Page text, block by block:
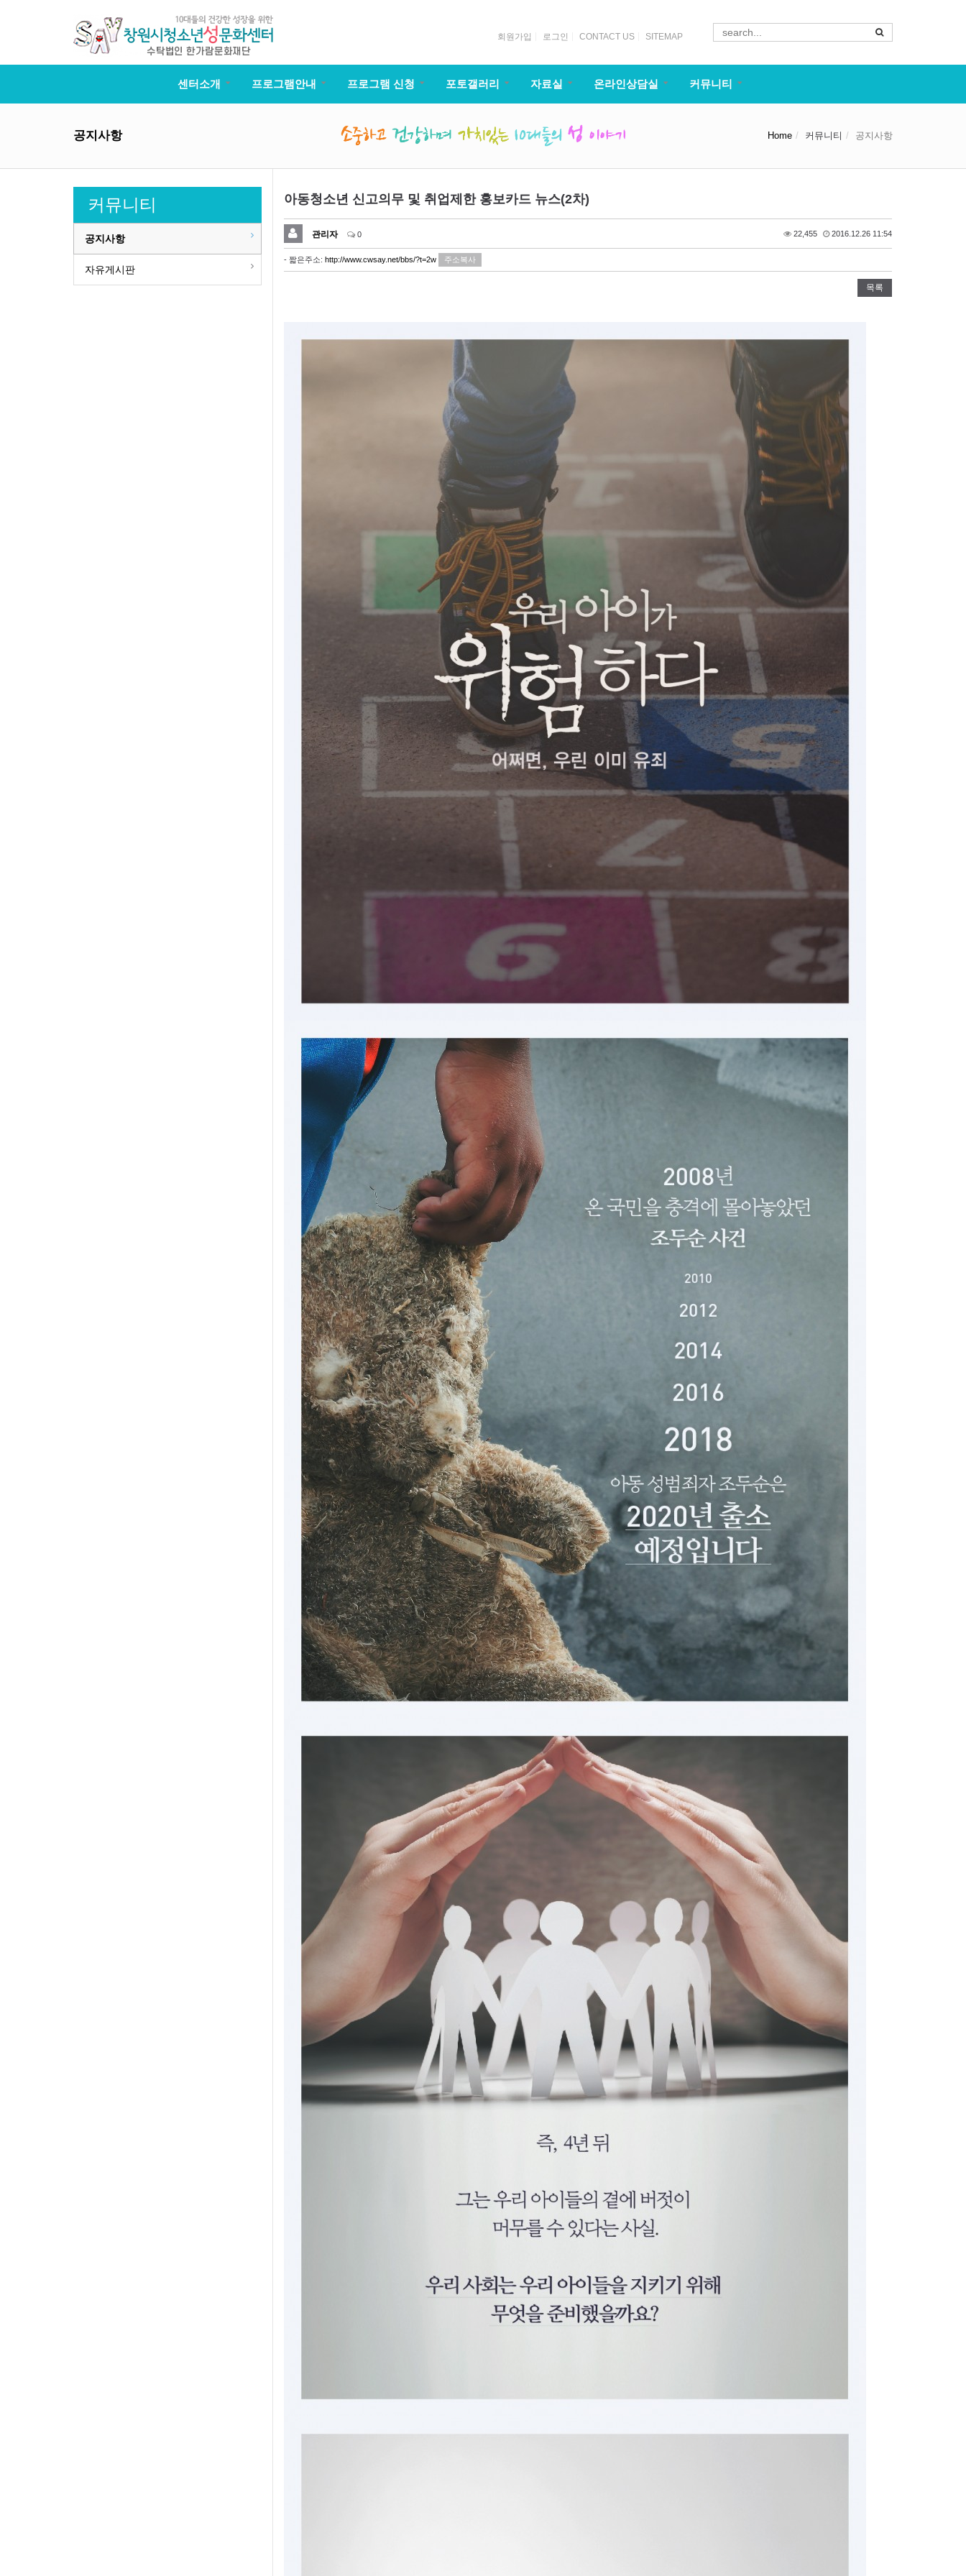
회원가입 로그인 CONTACT US SITEMAP
센터소개 프로그램안내 프로그램 신청 포토갤러리 자료실 온라인상담실 커뮤니티
공지사항 Home 커뮤니티 공지사항
커뮤니티
공지사항
자유게시판
아동청소년 신고의무 및 취업제한 홍보카드 뉴스(2차)
관리자 0 22,455 2016.12.26 11:54
- 짧은주소: http://www.cwsay.net/bbs/?t=2w 주소복사
목록